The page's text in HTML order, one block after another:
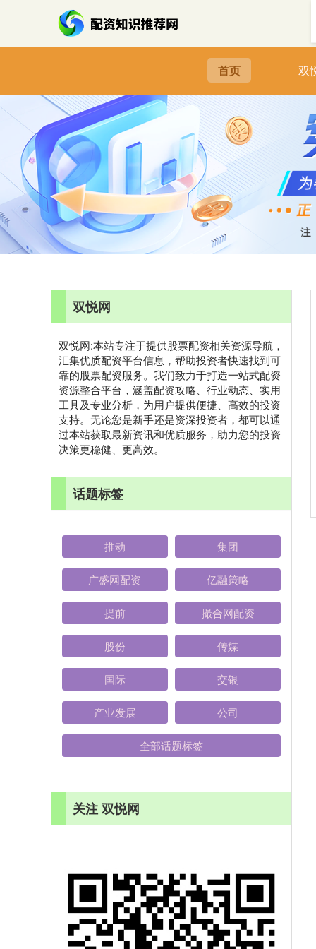
首页 双
双悦网
双悦网:本站专注于提供股票配资相关资源导航，
汇集优质配资平台信息，帮助投资者快速找到可
靠的股票配资服务。我们致力于打造一站式配资
资源整合平台，涵盖配资攻略、行业动态、实用
工具及专业分析，为用户提供便捷、高效的投资
支持。无论您是新手还是资深投资者，都可以通
过本站获取最新资讯和优质服务，助力您的投资
决策更稳健、更高效。
话题标签
推动 集团
广盛网配资 亿融策略
提前 撮合网配资
股份 传媒
国际 交银
产业发展 公司
全部话题标签
关注 双悦网